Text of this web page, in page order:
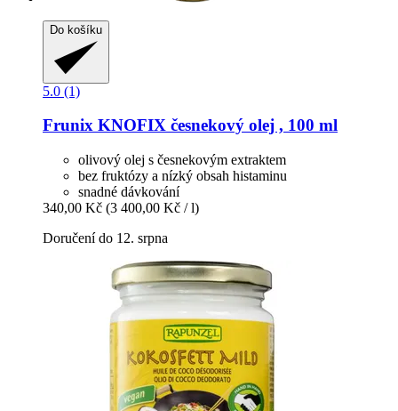
Do košíku
5.0 (1)
Frunix KNOFIX česnekový olej , 100 ml
olivový olej s česnekovým extraktem
bez fruktózy a nízký obsah histaminu
snadné dávkování
340,00 Kč (3 400,00 Kč / l)
Doručení do 12. srpna